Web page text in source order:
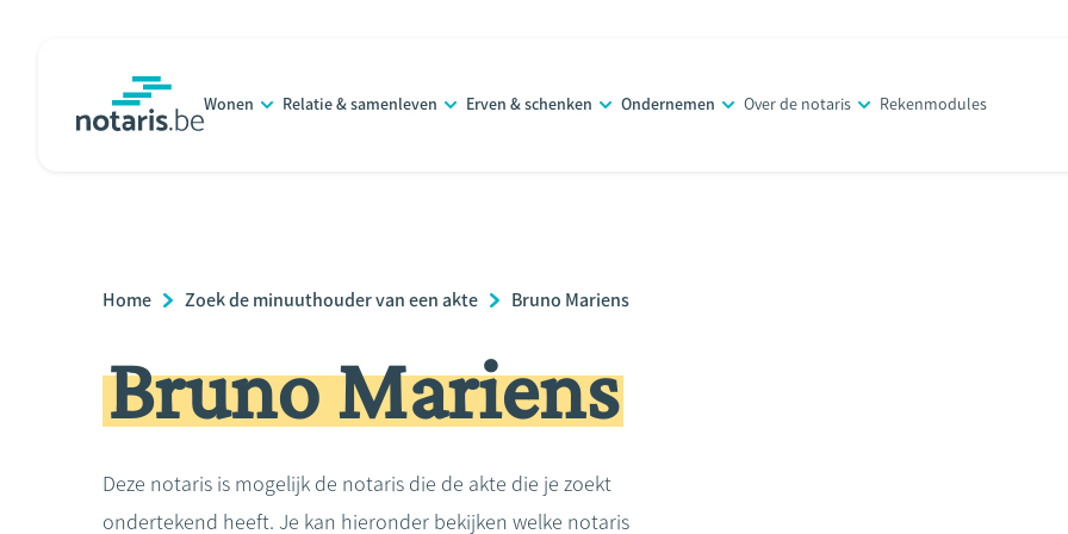
Wonen Relatie & samenleven Erven & schenken Ondernemen Over de notaris Rekenmodules
Breadcrumb
Home Zoek de minuuthouder van een akte Bruno Mariens
Bruno Mariens
Deze notaris is mogelijk de notaris die de akte die je zoekt
ondertekend heeft. Je kan hieronder bekijken welke notaris